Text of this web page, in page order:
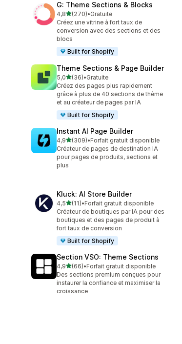
G: Theme Sections & Blocks
4,8étoile(s) sur 5
(270)
270 avis au total
•Gratuite
Créez une vitrine à fort taux de
conversion avec des sections et des
blocs
Built for Shopify
Theme Sections & Page Builder
5,0étoile(s) sur 5
(36)
36 avis au total
•Gratuite
Créez des pages plus rapidement
grâce à plus de 40 sections de thème
et au créateur de pages par IA
Built for Shopify
Instant AI Page Builder
4,9étoile(s) sur 5
(309)
309 avis au total
•Forfait gratuit disponible
Créateur de pages de destination IA
pour pages de produits, sections et
plus
Kluck: AI Store Builder
4,5étoile(s) sur 5
(11)
11 avis au total
•Forfait gratuit disponible
Créateur de boutiques par IA pour des
boutiques et des pages de produit à
fort taux de conversion
Built for Shopify
Section VSO: Theme Sections
4,9étoile(s) sur 5
(66)
66 avis au total
•Forfait gratuit disponible
Des sections premium conçues pour
instaurer la confiance et maximiser la
croissance